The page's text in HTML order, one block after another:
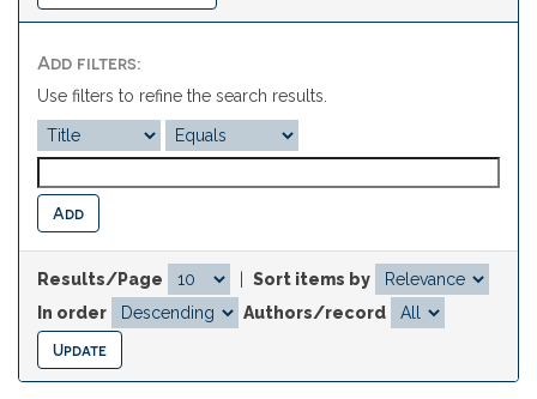
Add filters:
Use filters to refine the search results.
Results/Page
Sort items by
In order
Authors/record